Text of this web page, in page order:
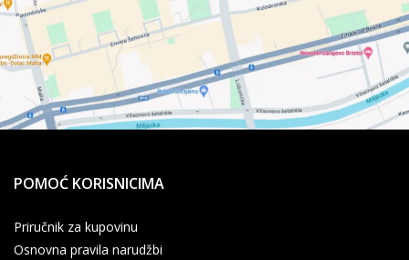
POMOĆ KORISNICIMA
Priručnik za kupovinu
Osnovna pravila narudžbi